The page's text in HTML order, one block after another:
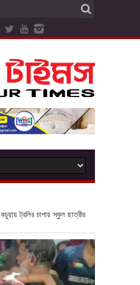
কচুয়ায় ট্রলির চাপায় স্কুল ছাত্রীর